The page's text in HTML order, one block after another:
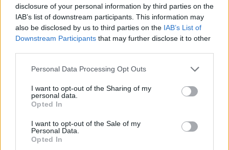
disclosure of your personal information by third parties on the
IAB’s list of downstream participants. This information may
also be disclosed by us to third parties on the IAB’s List of
Downstream Participants that may further disclose it to other
Personal Data Processing Opt Outs
I want to opt-out of the Sharing of my
personal data.
Opted In
I want to opt-out of the Sale of my
Personal Data.
Opted In
Περιβάλλον